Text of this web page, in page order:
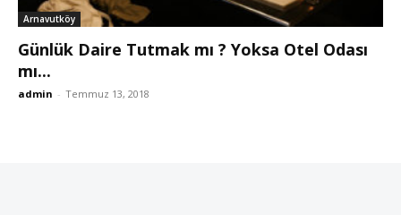
Arnavutköy
Günlük Daire Tutmak mı ? Yoksa Otel Odası
mı...
admin - Temmuz 13, 2018